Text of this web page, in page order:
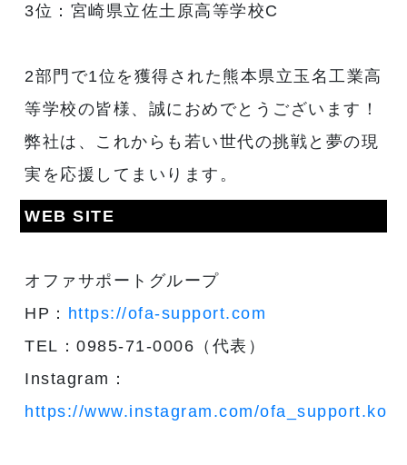
3位：宮崎県立佐土原高等学校C
2部門で1位を獲得された熊本県立玉名工業高
等学校の皆様、誠におめでとうございます！
弊社は、これからも若い世代の挑戦と夢の現
実を応援してまいります。
WEB SITE
オファサポートグループ
HP： https://ofa-support.com
TEL：0985-71-0006（代表）
Instagram：
https://www.instagram.com/